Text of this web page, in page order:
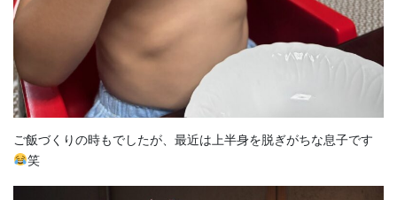
ご飯づくりの時もでしたが、最近は上半身を脱ぎがちな息子です
笑